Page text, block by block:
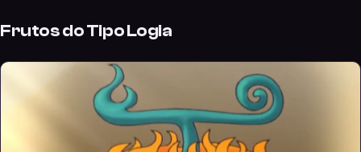
Frutos do Tipo Logia